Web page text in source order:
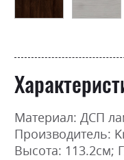
Материал: ДСП
Производитель:
Высота: 113.2см;